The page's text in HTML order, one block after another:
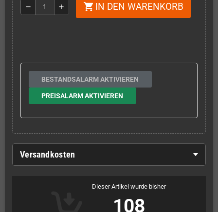
remove add shopping_cart IN DEN WARENKORB
BESTANDSALARM AKTIVIEREN
PREISALARM AKTIVIEREN
Versandkosten
Dieser Artikel wurde bisher
108